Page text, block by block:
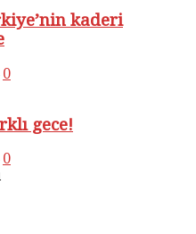
kaderi
0
gece!
0